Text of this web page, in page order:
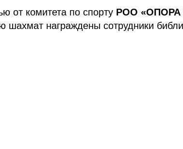
от комитета по спорту РОО «ОПОРА
шахмат награждены сотрудники